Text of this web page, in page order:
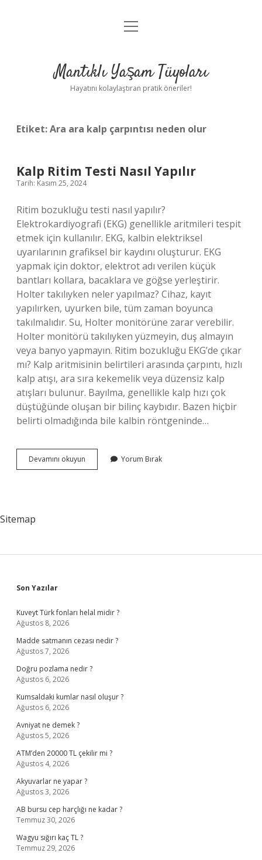
Anasayfa
Yasal Uyarı
menüyü
Mantıklı Yaşam Tüyoları
Hayatını kolaylaştıran pratik öneriler!
Etiket:Ara ara kalp çarpıntısı neden olur
Kalp Ritim Testi Nasıl Yapılır
Tarih: Kasım 25, 2024
Ritim bozukluğu testi nasıl yapılır?
Elektrokardiyografi (EKG) genellikle aritmileri tespit
etmek için kullanılır. EKG, kalbin elektriksel
uyarılarının grafiksel bir kaydını oluşturur. EKG
yapmak için doktor, elektrot adı verilen küçük
bantları kollara, bacaklara ve göğse yerleştirir.
Holter takılıyken neler yapılmaz? Cihaz, kayıt
yapılırken, uyurken bile, tüm zaman boyunca
takılmalıdır. Su, Holter monitörüne zarar verebilir.
Holter monitörü takılıyken yüzmeyin, duş almayın
veya banyo yapmayın. Ritim bozukluğu EKG’de çıkar
mı? Kalp aritmisinin belirtileri arasında çarpıntı, hızlı
kalp atışı, ara sıra kekemelik veya düzensiz kalp
atışları bulunur. Bayılma, genellikle kalp hızı çok
düştüğünde oluşan bir bilinç kaybıdır. Bazen hiçbir
belirti olmadığında bile kalbin röntgeninde…
Devamını okuyun
Ritim
Yorum Bırak
Sitemap
Sidebar
Son Yazılar
Kuveyt Türk fonları helal midir ?
Ağustos 8, 2026
Madde satmanın cezası nedir ?
Ağustos 7, 2026
Doğru pozlama nedir ?
Ağustos 6, 2026
Kumsaldaki kumlar nasıl oluşur ?
Ağustos 6, 2026
Avniyat ne demek ?
Ağustos 5, 2026
ATM’den 20000 TL çekilir mi ?
Ağustos 4, 2026
Akyuvarlar ne yapar ?
Ağustos 3, 2026
AB bursu cep harçlığı ne kadar ?
Temmuz 30, 2026
Wagyu sığırı kaç TL ?
Temmuz 29, 2026